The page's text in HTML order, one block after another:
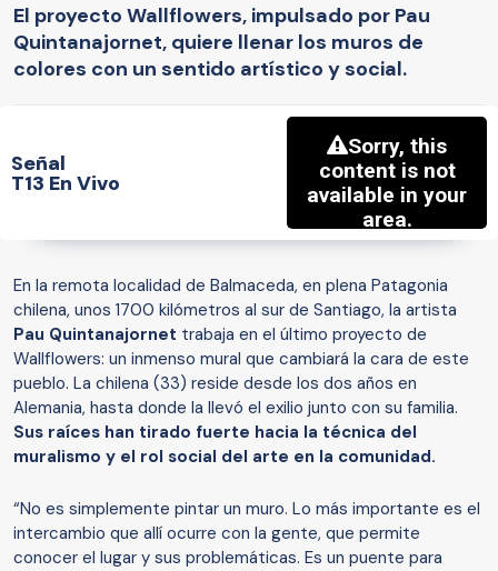
El proyecto Wallflowers, impulsado por Pau
Quintanajornet, quiere llenar los muros de
colores con un sentido artístico y social.
Señal
T13 En Vivo
En la remota localidad de Balmaceda, en plena Patagonia
chilena, unos 1700 kilómetros al sur de Santiago, la artista
Pau Quintanajornet trabaja en el último proyecto de
Wallflowers: un inmenso mural que cambiará la cara de este
pueblo. La chilena (33) reside desde los dos años en
Alemania, hasta donde la llevó el exilio junto con su familia.
Sus raíces han tirado fuerte hacia la técnica del
muralismo y el rol social del arte en la comunidad.
“No es simplemente pintar un muro. Lo más importante es el
intercambio que allí ocurre con la gente, que permite
conocer el lugar y sus problemáticas. Es un puente para